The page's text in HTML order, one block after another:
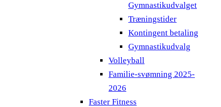
Gymnastikudvalget
Træningstider
Kontingent betaling
Gymnastikudvalg
Volleyball
Familie-svømning 2025-
2026
Faster Fitness